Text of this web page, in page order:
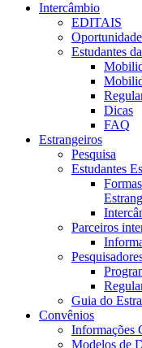
Intercâmbio
EDITAIS
Estudantes
Dicas
FAQ
Estrangeiros
Pesquisa
Estudantes
Parceiros
Guia do
Convênios
Informações
Modelos de